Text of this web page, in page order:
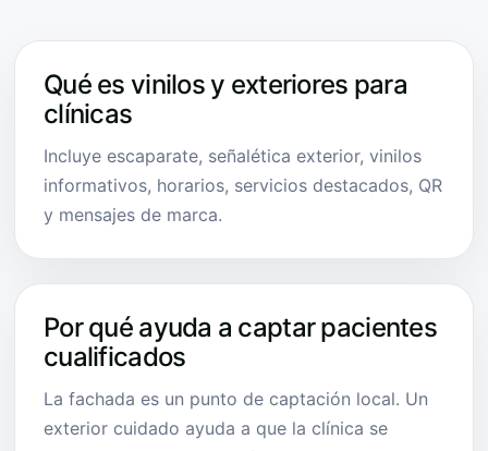
Qué es vinilos y exteriores para
clínicas
Incluye escaparate, señalética exterior, vinilos
informativos, horarios, servicios destacados, QR
y mensajes de marca.
Por qué ayuda a captar pacientes
cualificados
La fachada es un punto de captación local. Un
exterior cuidado ayuda a que la clínica se